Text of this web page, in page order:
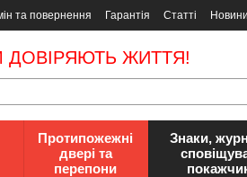
та повернення Гарантія Статті Новини
ДОВІРЯЮТЬ ЖИТТЯ!
Протипожежні
двері та
перепони
Знаки,